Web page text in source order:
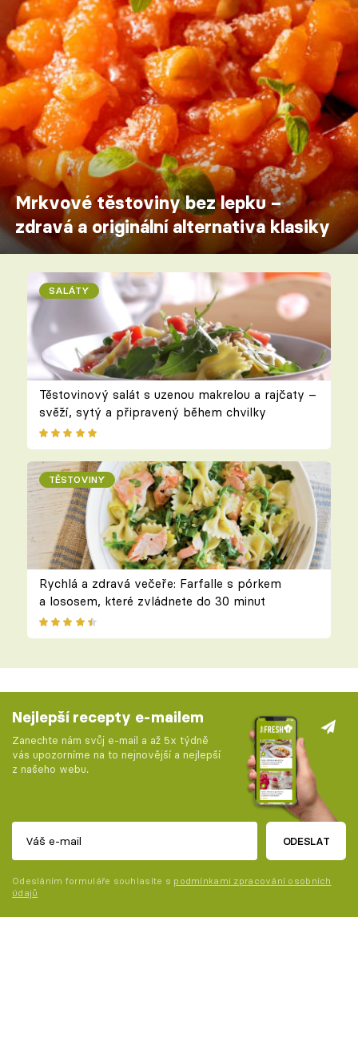
Mrkvové těstoviny bez lepku –
zdravá a originální alternativa klasiky
SALÁTY
Těstovinový salát s uzenou makrelou a rajčaty –
svěží, sytý a připravený během chvilky
TĚSTOVINY
Rychlá a zdravá večeře: Farfalle s pórkem
a lososem, které zvládnete do 30 minut
Nejlepší recepty e-mailem
Zanechte nám svůj e-mail a až 5x týdně
vás upozorníme na to nejnovější a nejlepší
z našeho webu.
ODESLAT
Odesláním formuláře souhlasíte s podmínkami zpracování osobních
údajů